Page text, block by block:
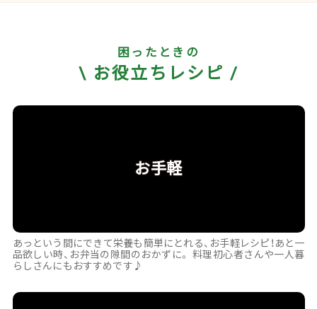
\ お役立ちレシピ /
あっという間にできて栄養も簡単にとれる、お手軽レシピ！あと一
品欲しい時、お弁当の隙間のおかずに。 料理初心者さんや一人暮
らしさんにもおすすめです♪